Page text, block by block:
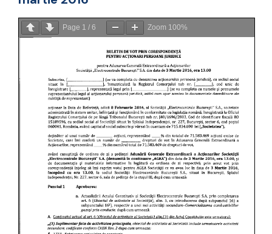
Page 1 / 6 Zoom 100%